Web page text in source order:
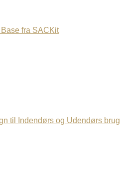
fra SACKit
til Indendørs og Udendørs brug